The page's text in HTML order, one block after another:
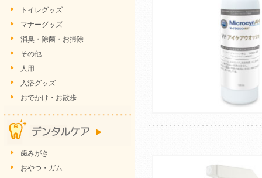
トイレグッズ
マナーグッズ
消臭・除菌・お掃除
その他
人用
入浴グッズ
おでかけ・お散歩
歯みがき
おやつ・ガム